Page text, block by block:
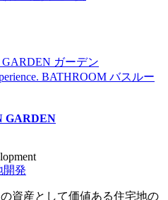
GARDEN ガーデン
BATHROOM バスルー
GARDEN
開発
資産として価値ある住宅地の